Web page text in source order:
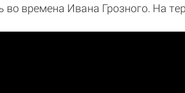
во времена Ивана Грозного. На